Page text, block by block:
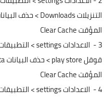
المؤقت Clear Cache
3 -
المؤقت Clear Cache
4 -